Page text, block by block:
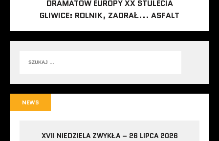
DRAMATÓW EUROPY XX STULECIA
GLIWICE: ROLNIK, ZAORAŁ... ASFALT
NEWS
XVII NIEDZIELA ZWYKŁA – 26 LIPCA 2026